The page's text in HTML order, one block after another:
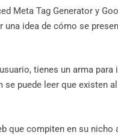
Meta Tag Generator y
idea de cómo se
tienes un arma
puede leer que existen
que compiten en su